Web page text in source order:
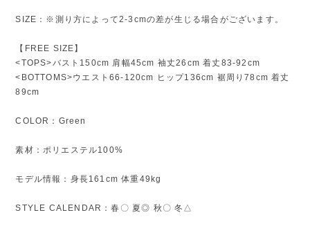
SIZE：※測り方によって2-3cmの差が生じる場合がございます。
【FREE SIZE】
<TOPS>バスト150cm 肩幅45cm 袖丈26cm 着丈83-92cm
<BOTTOMS>ウエスト66-120cm ヒップ136cm 裾周り78cm 着丈
89cm
COLOR：Green
素材：ポリエステル100%
モデル情報：身長161cm 体重49kg
STYLE CALENDAR：春〇 夏◎ 秋〇 冬△